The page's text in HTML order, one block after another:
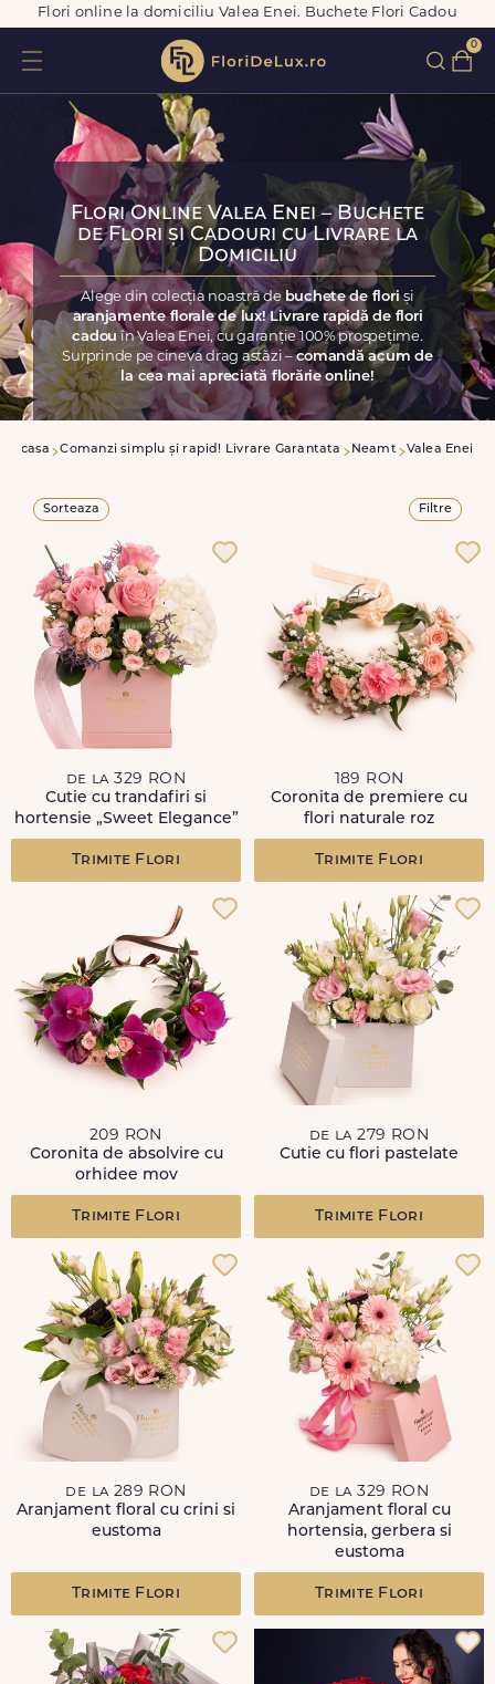
Flori online la domiciliu Valea Enei. Buchete Flori Cadou
0
Flori Online Valea Enei – Buchete
de Flori și Cadouri cu Livrare la
Domiciliu
Alege din colecția noastră de buchete de floriși
aranjamente florale de lux! Livrare rapidă de flori
cadou în Valea Enei, cu garanție 100% prospețime.
Surprinde pe cineva drag astăzi –comandă acum de
la cea mai apreciată florărie online!
Acasa Comanzi simplu și rapid! Livrare Garantata Neamt Valea Enei
Sorteaza Filtre
de la 329 RON
Cutie cu trandafiri si
hortensie „Sweet Elegance”
Trimite Flori
189 RON
Coronita de premiere cu
flori naturale roz
Trimite Flori
209 RON
Coronita de absolvire cu
orhidee mov
Trimite Flori
de la 279 RON
Cutie cu flori pastelate
Trimite Flori
de la 289 RON
Aranjament floral cu crini si
eustoma
Trimite Flori
de la 329 RON
Aranjament floral cu
hortensia, gerbera si
eustoma
Trimite Flori